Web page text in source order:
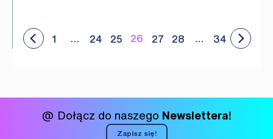
1 … 24 25 26 27 28 … 34
@ Dołącz do naszego Newslettera!
Zapisz się!